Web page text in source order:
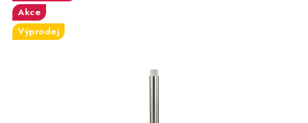
SHOWROOM
Akce
Výprodej